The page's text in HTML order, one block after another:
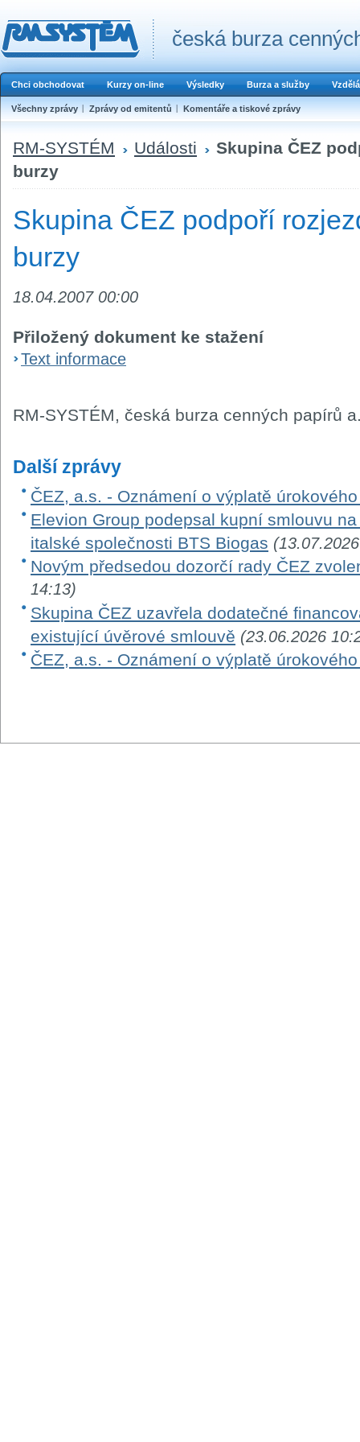
česká burza
Chci obchodovat Kurzy on-line Výsledky Burza a služby
Všechny zprávy Zprávy od emitentů Komentáře a tiskové zprávy
RM-SYSTÉM Události
Skupina ČEZ
burzy
Skupina ČEZ podpoří
burzy
18.04.2007 00:00
Přiložený dokument ke stažení
Text informace
RM-SYSTÉM, česká burza cenných papírů
Další zprávy
ČEZ, a.s. - Oznámení o výplatě
Elevion Group podepsal kupní smlouvu
italské společnosti BTS Biogas
Novým předsedou dozorčí rady ČEZ
14:13)
Skupina ČEZ uzavřela dodatečné
existující úvěrové smlouvě (23.06.2026
ČEZ, a.s. - Oznámení o výplatě